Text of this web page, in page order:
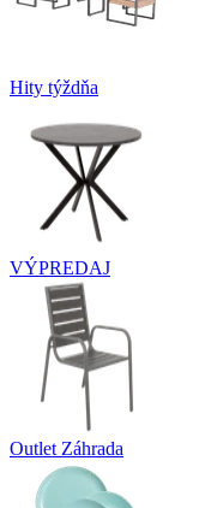
Hity týždňa
VÝPREDAJ
Outlet Záhrada